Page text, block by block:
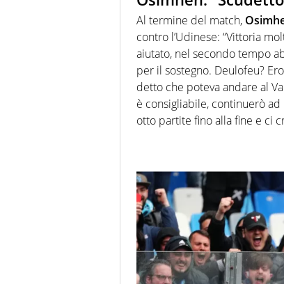
Al termine del match,
contro l’Udinese: “Vittoria
aiutato, nel secondo tempo
per il sostegno. Deulofeu?
detto che poteva andare al
è consigliabile, continuerò
otto partite fino alla fine e ci